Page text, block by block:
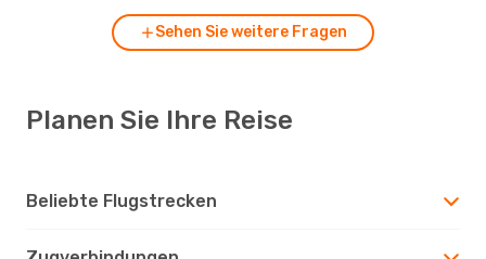
Sehen Sie weitere Fragen
Planen Sie Ihre Reise
Beliebte Flugstrecken